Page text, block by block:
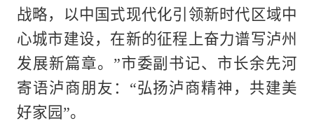
战略，以中国式现代化引领新时代区域中
心城市建设，在新的征程上奋力谱写泸州
发展新篇章。”市委副书记、市长余先河
寄语泸商朋友：“弘扬泸商精神，共建美
好家园”。